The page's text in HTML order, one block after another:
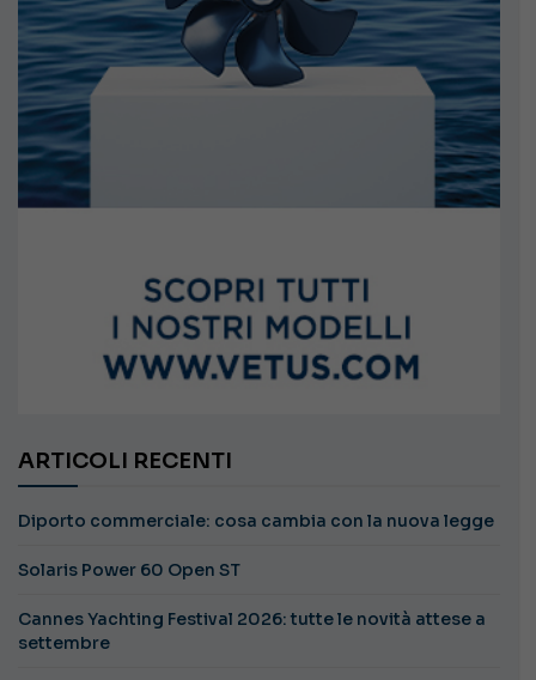
ARTICOLI RECENTI
Diporto commerciale: cosa cambia con la nuova legge
Solaris Power 60 Open ST
Cannes Yachting Festival 2026: tutte le novità attese a
settembre